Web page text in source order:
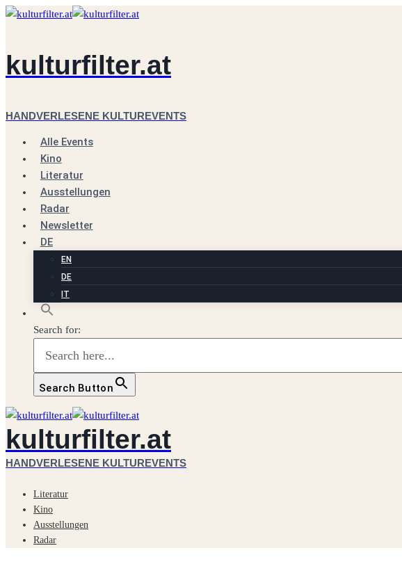
Zum
kulturfilter.at
HANDVERLESENE KULTUREVENTS
Alle Events
Kino
Literatur
Ausstellungen
Radar
Newsletter
DE
EN
DE
IT
Search for:
Search Button
kulturfilter.at
HANDVERLESENE KULTUREVENTS
Literatur
Kino
Ausstellungen
Radar